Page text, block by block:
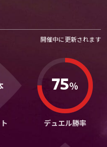
75％
デュエル勝率